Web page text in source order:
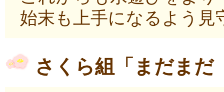
始末も上手になるよう
さくら組「まだま